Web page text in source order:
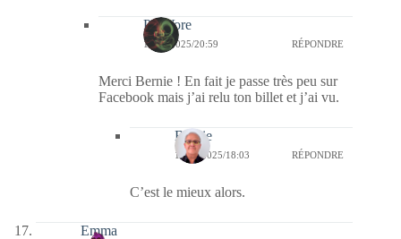
PatiVore
15/01/2025/20:59 RÉPONDRE
Merci Bernie ! En fait je passe très peu sur
Facebook mais j’ai relu ton billet et j’ai vu.
Bernie
17/01/2025/18:03 RÉPONDRE
C’est le mieux alors.
Emma